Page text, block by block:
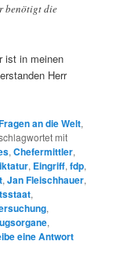
benötigt die
ist in meinen
Herr
an die Welt,
mit
,Chefermittler,
, Eingriff,fdp,
,Jan Fleischhauer,
,
,
,
eine Antwort